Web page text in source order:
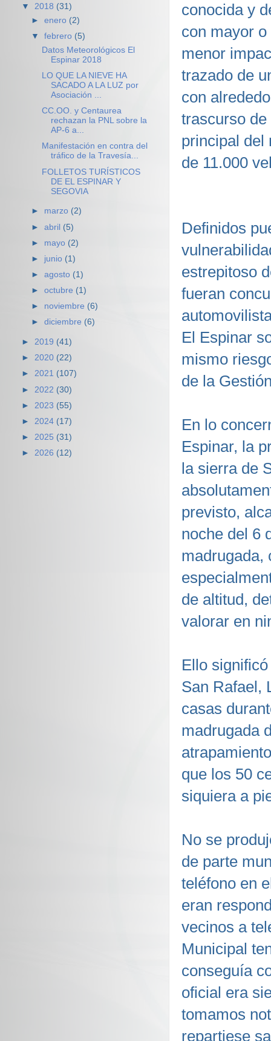
conocida y
con mayor
menor
trazado de
con
trascurso
principal del
de 11.000
Definidos
estrepitoso
fueran
El Espinar
mismo
de la
En lo
Espinar, la
la sierra de
previsto,
noche del 6
madrugada,
de altitud,
valorar en
Ello
San Rafael,
casas
madrugada
que los 50
siquiera a
No se
de parte
teléfono en
eran
vecinos a
Municipal
conseguía
oficial era
tomamos
repartiese
▼ 2018 (31)
►enero (2)
▼febrero (5)
Datos Meteorológicos El
Espinar 2018
LO QUE LA NIEVE HA
SACADO A LA LUZ por
Asociación ...
CC.OO. y Centaurea
rechazan la PNL sobre la
AP-6 a...
Manifestación en contra del
tráfico de la Travesía...
FOLLETOS TURÍSTICOS
DE EL ESPINAR Y
SEGOVIA
► marzo (2)
►abril (5)
► mayo (2)
► junio (1)
►agosto (1)
►octubre (1)
► noviembre (6)
►diciembre (6)
► 2019 (41)
► 2020 (22)
► 2021 (107)
► 2022 (30)
► 2023 (55)
► 2024 (17)
► 2025 (31)
► 2026 (12)